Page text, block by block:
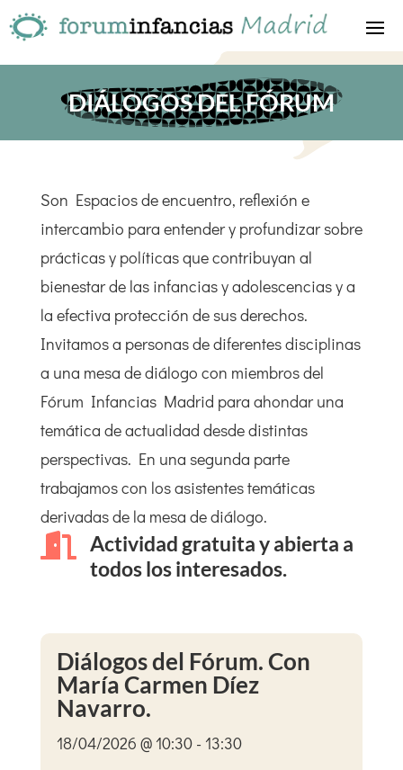
DIÁLOGOS DEL FÓRUM
Son Espacios de encuentro, reflexión e
intercambio para entender y profundizar sobre
prácticas y políticas que contribuyan al
bienestar de las infancias y adolescencias y a
la efectiva protección de sus derechos.
Invitamos a personas de diferentes disciplinas
a una mesa de diálogo con miembros del
Fórum Infancias Madrid para ahondar una
temática de actualidad desde distintas
perspectivas. En una segunda parte
trabajamos con los asistentes temáticas
derivadas de la mesa de diálogo.

Actividad gratuita y abierta a
todos los interesados.
Diálogos del Fórum. Con
María Carmen Díez
Navarro.
18/04/2026 @ 10:30 - 13:30